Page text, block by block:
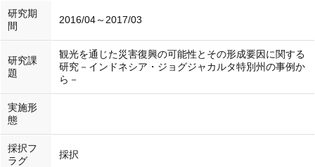
研究期
間
2016/04～2017/03
研究課
題
観光を通じた災害復興の可能性とその形成要因に関する
研究－インドネシア・ジョグジャカルタ特別州の事例か
ら－
実施形
態
採択フ
ラグ
採択